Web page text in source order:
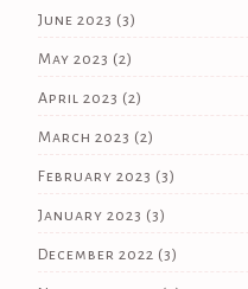
June 2023 (3)
May 2023 (2)
April 2023 (2)
March 2023 (2)
February 2023 (3)
January 2023 (3)
December 2022 (3)